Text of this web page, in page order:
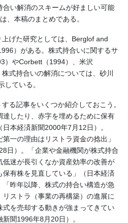
い解消のスキームが好ましい可能
、本稿のまとめである。
げた研究としては、Berglof and
）がある。株式持合いに関するサ
）やCorbett（1994）、米沢
式持合いの解消については、砂川
している。
る記事をいくつか紹介しておこう。
達したり、赤字を埋めるために保有
本経済新聞2000年7月12日）。
第一の理由はリストラ資金の捻出」
日）。「企業や金融機関が株式持合
迷が長引くなか資産効率の改善が
有株を見直している」（日本経済
昨年以降、株式の持合い構造が急
ストラ（事業の再構築）の進展に
を売却する動きが強まってきてい
聞1996年8月20日）。